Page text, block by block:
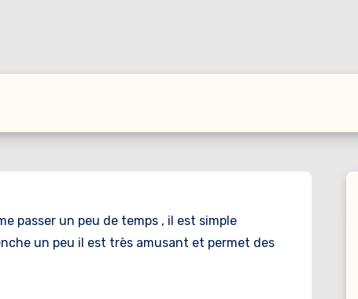
passer un peu de temps , il est simple
un peu il est très amusant et permet des